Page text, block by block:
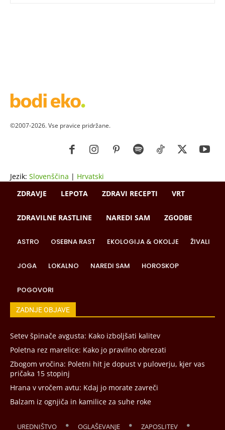
©2007-2026. Vse pravice pridržane.
Jezik: Slovenščina | Hrvatski
ZDRAVJE
LEPOTA ZDRAVI RECEPTI VRT
ZDRAVILNE RASTLINE NAREDI SAM ZGODBE
ASTRO OSEBNA RAST EKOLOGIJA & OKOLJE ŽIVALI
JOGA LOKALNO NAREDI SAM HOROSKOP
POGOVORI
ZADNJE OBJAVE
Setev špinače avgusta: Kako izboljšati kalitev
Poletna rez marelice: Kako jo pravilno obrezati
Zbogom vročina: Poletni hit je dopust v puloverju, kjer vas
pričaka 15 stopinj
Hrana v vročem avtu: Kdaj jo morate zavreči
Balzam iz ognjiča in kamilice za suhe roke
UREDNIŠTVO OGLAŠEVANJE ZAPOSLITEV